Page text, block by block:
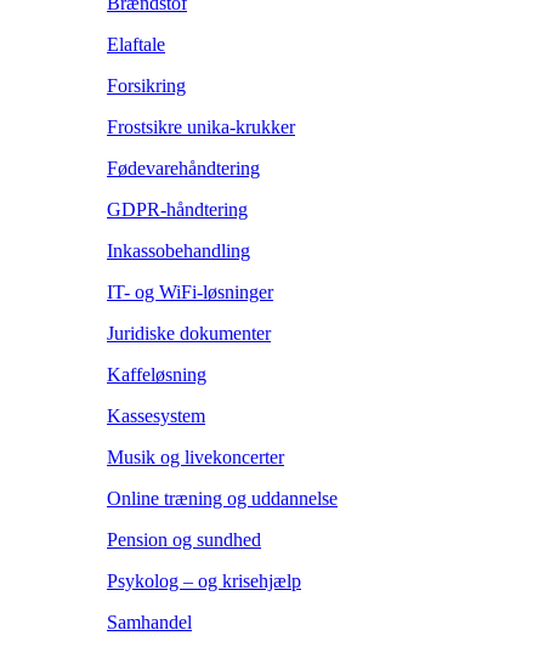
Elaftale
Forsikring
Frostsikre unika-krukker
Fødevarehåndtering
GDPR-håndtering
Inkassobehandling
IT- og WiFi-løsninger
Juridiske dokumenter
Kaffeløsning
Kassesystem
Musik og livekoncerter
Online træning og uddannelse
Pension og sundhed
Psykolog – og krisehjælp
Samhandel